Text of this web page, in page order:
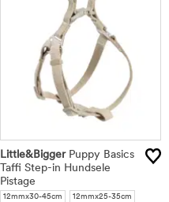
Little&BiggerPuppy Basics
Taffi Step-in Hundsele
Pistage
12mmx30-45cm 12mmx25-35cm